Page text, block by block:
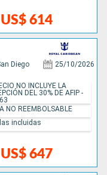
US$ 614
Diego 25/10/2026
US$ 647
NO INCLUYE LA
DEL 30% DE AFIP -
NO REEMBOLSABLE
incluidas